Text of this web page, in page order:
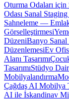
Oturma Odaları
Odası Sanal
Sahneleme —
Görselleştirmesi
DüzeniBanyo
DüzenlemesiEv
Alanı Tasarımı
TasarımıStüdyo
Mobilyalandırma
Çağdaş AI Mobilya
AI ile İskandinav